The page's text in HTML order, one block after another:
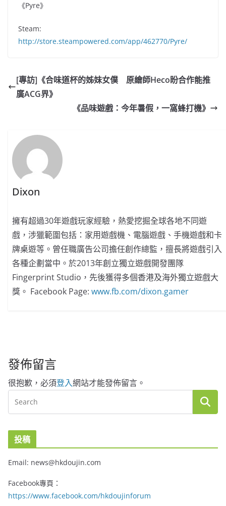
《Pyre》
Steam:
http://store.steampowered.com/app/462770/Pyre/
[專訪]《合味道杯的姊妹女僕 原繪師Heco盼合作能推
廣ACG界》
《品味遊戲：今年暑假，一窩蜂打機》
Dixon
擁有超過30年遊戲玩家經驗，熱愛挖掘全球各地不同遊
戲，涉獵範圍包括：家用遊戲機、電腦遊戲、手機遊戲和卡
牌桌遊等。曾任職廣告公司擔任創作總監，擅長將遊戲引入
各種企劃當中。於2013年創立獨立遊戲開發團隊
Fingerprint Studio，先後獲得多個香港及海外獨立遊戲大
獎。 Facebook Page: www.fb.com/dixon.gamer
發佈留言
很抱歉，必須登入網站才能發佈留言。
投稿
Email: news@hkdoujin.com
Facebook專頁：
https://www.facebook.com/hkdoujinforum